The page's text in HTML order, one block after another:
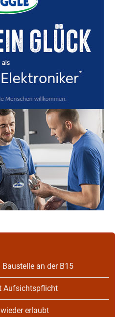
an der B15
Aufsichtspflicht
erlaubt